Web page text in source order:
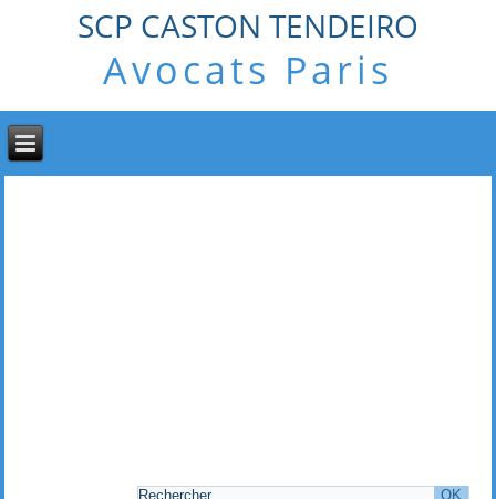
SCP CASTON TENDEIRO
Avocats Paris